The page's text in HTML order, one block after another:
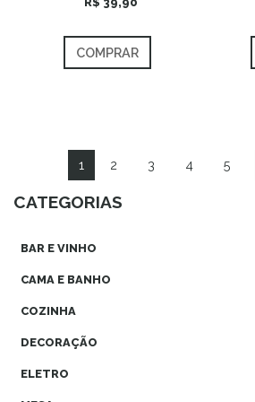
CATEGORIAS
BAR E VINHO
CAMA E BANHO
COZINHA
DECORAÇÃO
ELETRO
COMPRAR
1 2 3 4 5